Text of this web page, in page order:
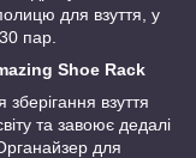
для взуття, у
пар.
Shoe Rack
взуття
та завоює дедалі
для